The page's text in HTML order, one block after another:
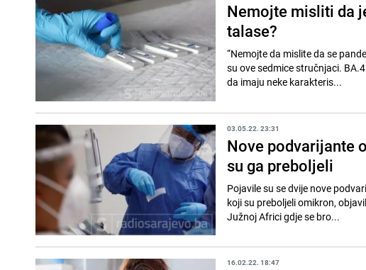
Nemojte misliti da
talase?
“Nemojte da mislite da se
su ove sedmice stručnjaci.
da imaju neke karakteris...
03.05.22. 23:31
Nove podvarijante
su ga preboljeli
Pojavile su se dvije nove
koji su preboljeli omikron,
Južnoj Africi gdje se bro...
16.02.22. 18:47